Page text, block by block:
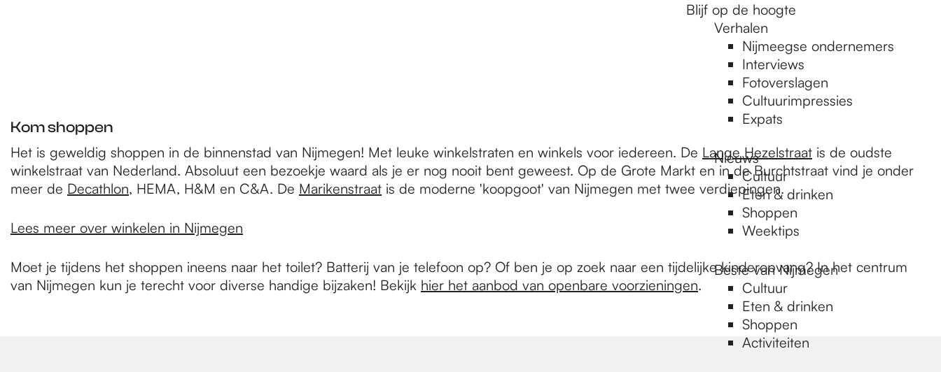
Blijf op de hoogte
Verhalen
Nijmeegse ondernemers
Interviews
Fotoverslagen
Cultuurimpressies
Expats
Nieuws
Cultuur
Eten & drinken
Shoppen
Weektips
Beste van Nijmegen
Cultuur
Eten & drinken
Shoppen
Activiteiten
Kom shoppen
Het is geweldig shoppen in de binnenstad van Nijmegen! Met leuke winkelstraten en winkels voor iedereen. De Lange Hezelstraat is de oudste
winkelstraat van Nederland. Absoluut een bezoekje waard als je er nog nooit bent geweest. Op de Grote Markt en in de Burchtstraat vind je onder
meer de Decathlon, HEMA, H&M en C&A. De Marikenstraat is de moderne 'koopgoot' van Nijmegen met twee verdiepingen.
Lees meer over winkelen in Nijmegen
Moet je tijdens het shoppen ineens naar het toilet? Batterij van je telefoon op? Of ben je op zoek naar een tijdelijke kinderopvang? In het centrum
van Nijmegen kun je terecht voor diverse handige bijzaken! Bekijk hier het aanbod van openbare voorzieningen.